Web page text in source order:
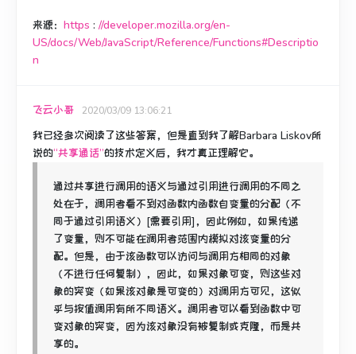
来源： https : //developer.mozilla.org/en-
US/docs/Web/JavaScript/Reference/Functions#Descriptio
n
飞云小哥 2020/03/09 13:06:21
我已经多次阅读了这些答案，但是直到我了解Barbara Liskov所
说的“共享通话”的技术定义后，我才真正理解它。
通过共享进行调用的语义与通过引用进行调用的不同之
处在于，调用者看不到对函数内函数自变量的分配（不
同于通过引用语义）[需要引用]，因此例如，如果传递
了变量，则不可能在调用者范围内模拟对该变量的分
配。 但是，由于该函数可以访问与调用方相同的对象
（不进行任何复制），因此，如果对象可变，则这些对
象的突变（如果该对象是可变的）对调用方可见，这似
乎与按值调用有所不同语义。 调用者可以看到函数中可
变对象的突变，因为该对象没有被复制或克隆，而是共
享的。